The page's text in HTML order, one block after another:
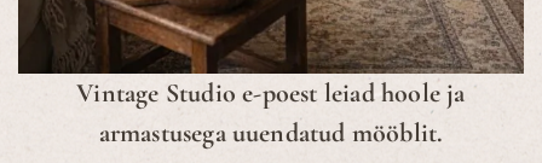
Vintage Studio e-poest leiad hoole ja
armastusega uuendatud mööblit.